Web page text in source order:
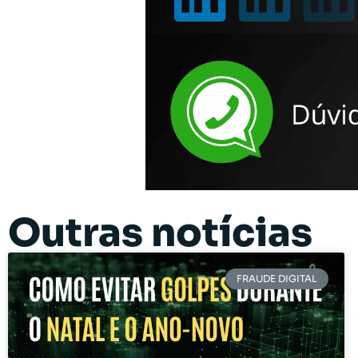
Outras notícias
FRAUDE DIGITAL